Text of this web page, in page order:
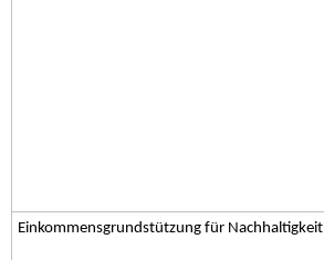
Einkommensgrundstützung für Nachhaltigkeit